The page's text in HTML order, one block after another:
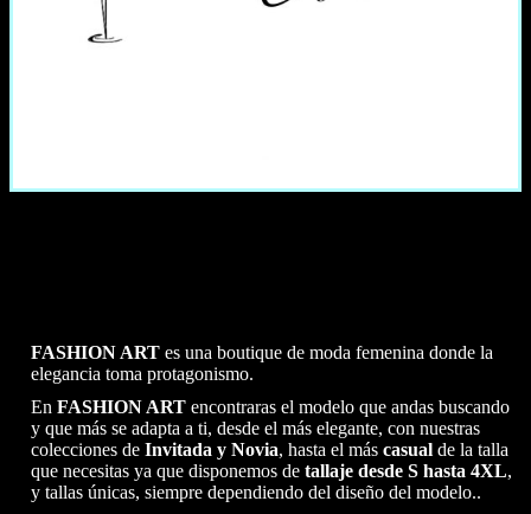
FASHION ART es una boutique de moda femenina donde la
elegancia toma protagonismo.
En FASHION ART encontraras el modelo que andas buscando
y que más se adapta a ti, desde el más elegante, con nuestras
colecciones de Invitada y Novia, hasta el más casual de la talla
que necesitas ya que disponemos de tallaje desde S hasta 4XL,
y tallas únicas, siempre dependiendo del diseño del modelo..